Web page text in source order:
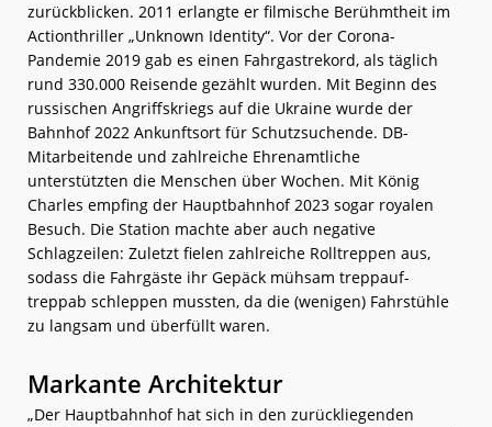
zurückblicken. 2011 erlangte er filmische Berühmtheit im
Actionthriller „Unknown Identity“. Vor der Corona-
Pandemie 2019 gab es einen Fahrgastrekord, als täglich
rund 330.000 Reisende gezählt wurden. Mit Beginn des
russischen Angriffskriegs auf die Ukraine wurde der
Bahnhof 2022 Ankunftsort für Schutzsuchende. DB-
Mitarbeitende und zahlreiche Ehrenamtliche
unterstützten die Menschen über Wochen. Mit König
Charles empfing der Hauptbahnhof 2023 sogar royalen
Besuch. Die Station machte aber auch negative
Schlagzeilen: Zuletzt fielen zahlreiche Rolltreppen aus,
sodass die Fahrgäste ihr Gepäck mühsam treppauf-
treppab schleppen mussten, da die (wenigen) Fahrstühle
zu langsam und überfüllt waren.
Markante Architektur
„Der Hauptbahnhof hat sich in den zurückliegenden